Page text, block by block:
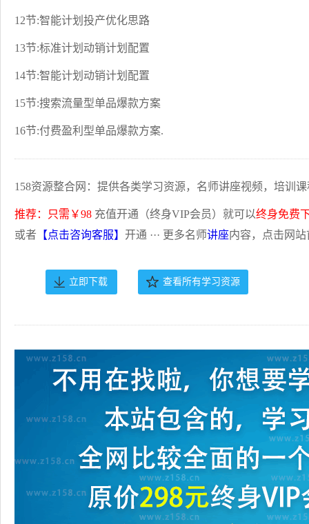
12节:智能计划投产优化思路
13节:标准计划动销计划配置
14节:智能计划动销计划配置
15节:搜索流量型单品爆款方案
16节:付费盈利型单品爆款方案.
158资源整合网：提供各类学习资源，名师讲座视频，培训
推荐：只需￥98 充值开通（终身VIP会员）就可以终身免费
或者 【点击咨询客服】 开通 ··· 更多名师讲座内容，点击网
立即下载 查看所有学习资源